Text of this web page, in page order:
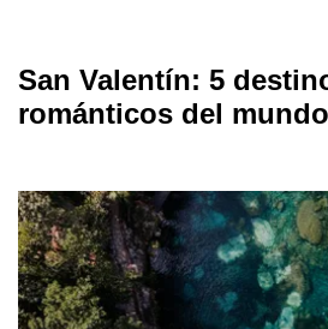
San Valentín: 5
románticos del mundo